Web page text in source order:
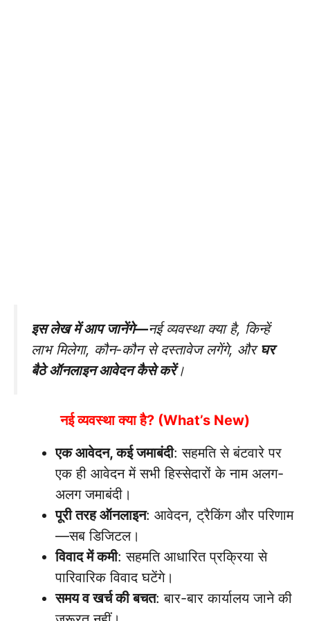
इस लेख में आप जानेंगे—नई व्यवस्था क्या है, किन्हें
लाभ मिलेगा, कौन-कौन से दस्तावेज लगेंगे, और घर
बैठे ऑनलाइन आवेदन कैसे करें।
नई व्यवस्था क्या है? (What’s New)
एक आवेदन, कई जमाबंदी: सहमति से बंटवारे पर
एक ही आवेदन में सभी हिस्सेदारों के नाम अलग-
अलग जमाबंदी।
पूरी तरह ऑनलाइन: आवेदन, ट्रैकिंग और परिणाम
—सब डिजिटल।
विवाद में कमी: सहमति आधारित प्रक्रिया से
पारिवारिक विवाद घटेंगे।
समय व खर्च की बचत: बार-बार कार्यालय जाने की